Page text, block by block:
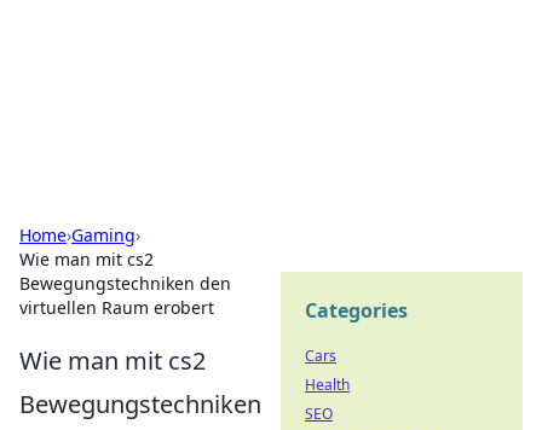
Home›Gaming›
Wie man mit cs2
Bewegungstechniken den
virtuellen Raum erobert
Wie man mit cs2
Bewegungstechniken
Categories
Cars
Health
SEO